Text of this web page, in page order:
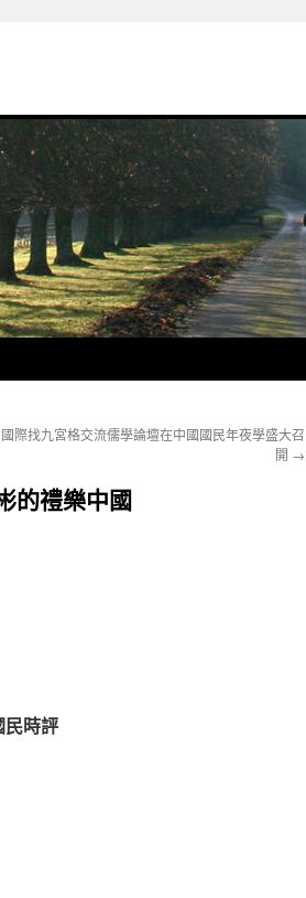
際找九宮格交流儒學論壇在中國國民年夜學盛大召
開 →
的禮樂中國
民時評